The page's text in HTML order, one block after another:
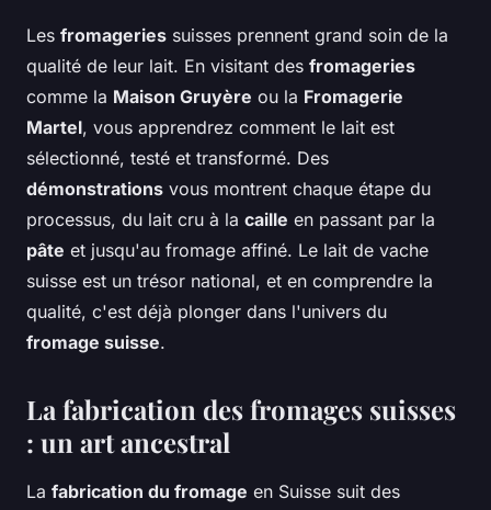
Les fromageries suisses prennent grand soin de la
qualité de leur lait. En visitant des fromageries
comme la Maison Gruyère ou la Fromagerie
Martel, vous apprendrez comment le lait est
sélectionné, testé et transformé. Des
démonstrations vous montrent chaque étape du
processus, du lait cru à la caille en passant par la
pâte et jusqu'au fromage affiné. Le lait de vache
suisse est un trésor national, et en comprendre la
qualité, c'est déjà plonger dans l'univers du
fromage suisse.
La fabrication des fromages suisses
: un art ancestral
La fabrication du fromage en Suisse suit des